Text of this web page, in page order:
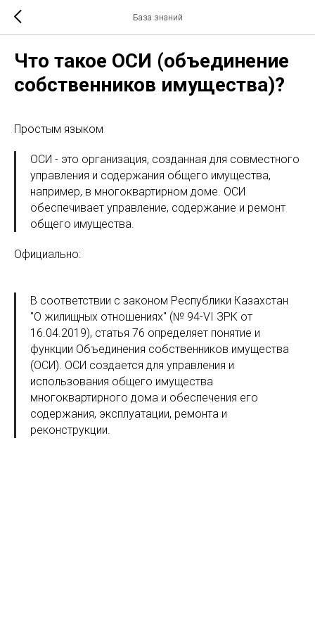
База знаний
Что такое ОСИ (объединение
собственников имущества)?
Простым языком
ОСИ - это организация, созданная для совместного
управления и содержания общего имущества,
например, в многоквартирном доме. ОСИ
обеспечивает управление, содержание и ремонт
общего имущества.
Официально:
В соответствии с законом Республики Казахстан
"О жилищных отношениях" (№ 94-VI ЗРК от
16.04.2019), статья 76 определяет понятие и
функции Объединения собственников имущества
(ОСИ). ОСИ создается для управления и
использования общего имущества
многоквартирного дома и обеспечения его
содержания, эксплуатации, ремонта и
реконструкции.